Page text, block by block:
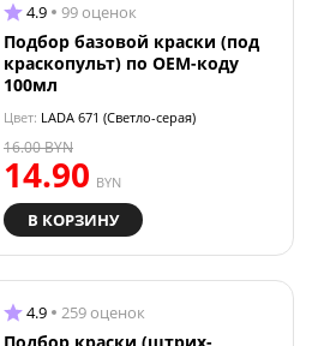
4.9 99 оценок
Подбор базовой краски (под
краскопульт) по OEM-коду
100мл
Цвет: LADA 671 (Светло-серая)
14.90 BYN
16.00BYN
В КОРЗИНУ
4.9 259 оценок